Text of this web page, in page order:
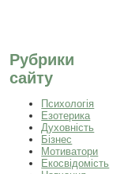
Рубрики
сайту
Психологія
Езотерика
Духовність
Бізнес
Мотиватори
Екосвідомість